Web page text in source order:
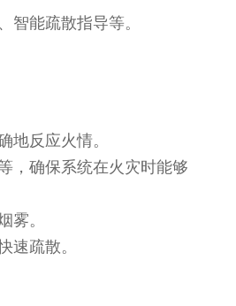
能疏散指导等。
反应火情。
，确保系统在火灾时能够
雾。
速疏散。